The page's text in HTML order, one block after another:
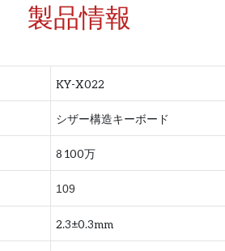
製品情報
KY-X022
シザー構造キーボード
8 100万
109
2.3±0.3mm